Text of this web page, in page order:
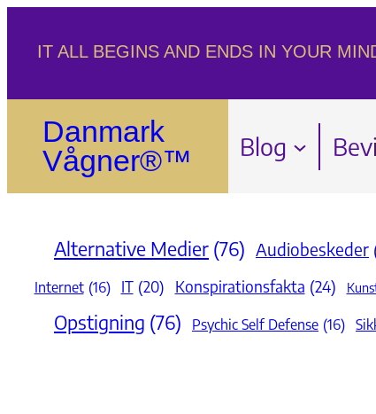
indhold
IT ALL BEGINS AND ENDS IN YOUR
Danmark
Vågner®™
Blog
Alternative Medier (76) Audiobeskeder
Internet (16) IT (20) Konspirationsfakta (24)
Opstigning (76) Psychic Self Defense (16)